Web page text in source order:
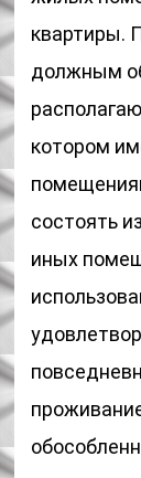
квартиры.
должным
котором
состоять
иных